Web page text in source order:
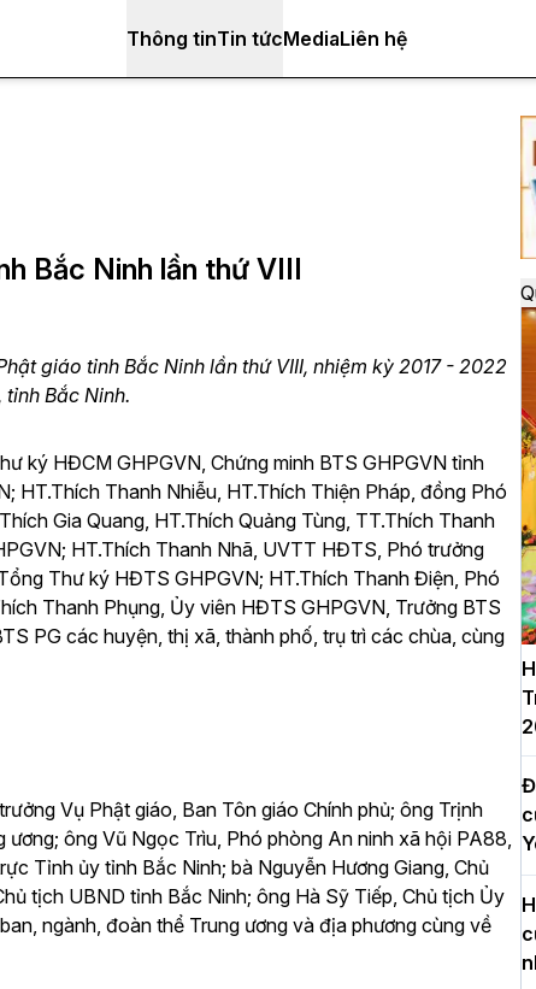
Thông tinTin tứcMediaLiên hệ
Bắc Ninh lần thứ VIII
giáo tỉnh Bắc Ninh lần thứ VIII, nhiệm kỳ 2017 - 2022
Bắc Ninh.
ký HĐCM GHPGVN, Chứng minh BTS GHPGVN tỉnh
HT.Thích Thanh Nhiễu, HT.Thích Thiện Pháp, đồng Phó
Gia Quang, HT.Thích Quảng Tùng, TT.Thích Thanh
HT.Thích Thanh Nhã, UVTT HĐTS, Phó trưởng
Thư ký HĐTS GHPGVN; HT.Thích Thanh Điện, Phó
Thanh Phụng, Ủy viên HĐTS GHPGVN, Trưởng BTS
PG các huyện, thị xã, thành phố, trụ trì các chùa, cùng
Vụ Phật giáo, Ban Tôn giáo Chính phủ; ông Trịnh
ông Vũ Ngọc Trìu, Phó phòng An ninh xã hội PA88,
Tỉnh ủy tỉnh Bắc Ninh; bà Nguyễn Hương Giang, Chủ
tịch UBND tỉnh Bắc Ninh; ông Hà Sỹ Tiếp, Chủ tịch Ủy
ngành, đoàn thể Trung ương và địa phương cùng về